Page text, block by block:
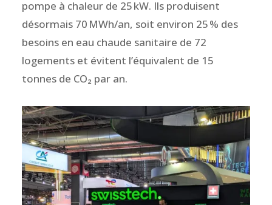
pompe à chaleur de 25 kW. Ils produisent
désormais 70 MWh/an, soit environ 25 % des
besoins en eau chaude sanitaire de 72
logements et évitent l’équivalent de 15
tonnes de CO₂ par an.